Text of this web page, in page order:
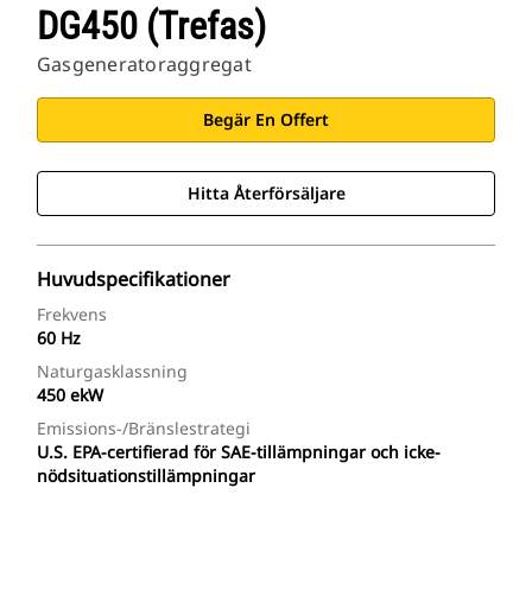
DG450 (trefas)
Gasgeneratoraggregat
Begär En Offert
Hitta Återförsäljare
Huvudspecifikationer
Frekvens
60 Hz
Naturgasklassning
450 ekW
Emissions-/bränslestrategi
U.S. EPA-certifierad för SAE-tillämpningar och icke-
nödsituationstillämpningar